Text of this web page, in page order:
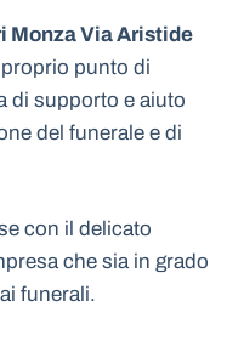
Monza Via Aristide
punto di
di supporto e aiuto
del funerale e di
con il delicato
che sia in grado
funerali.